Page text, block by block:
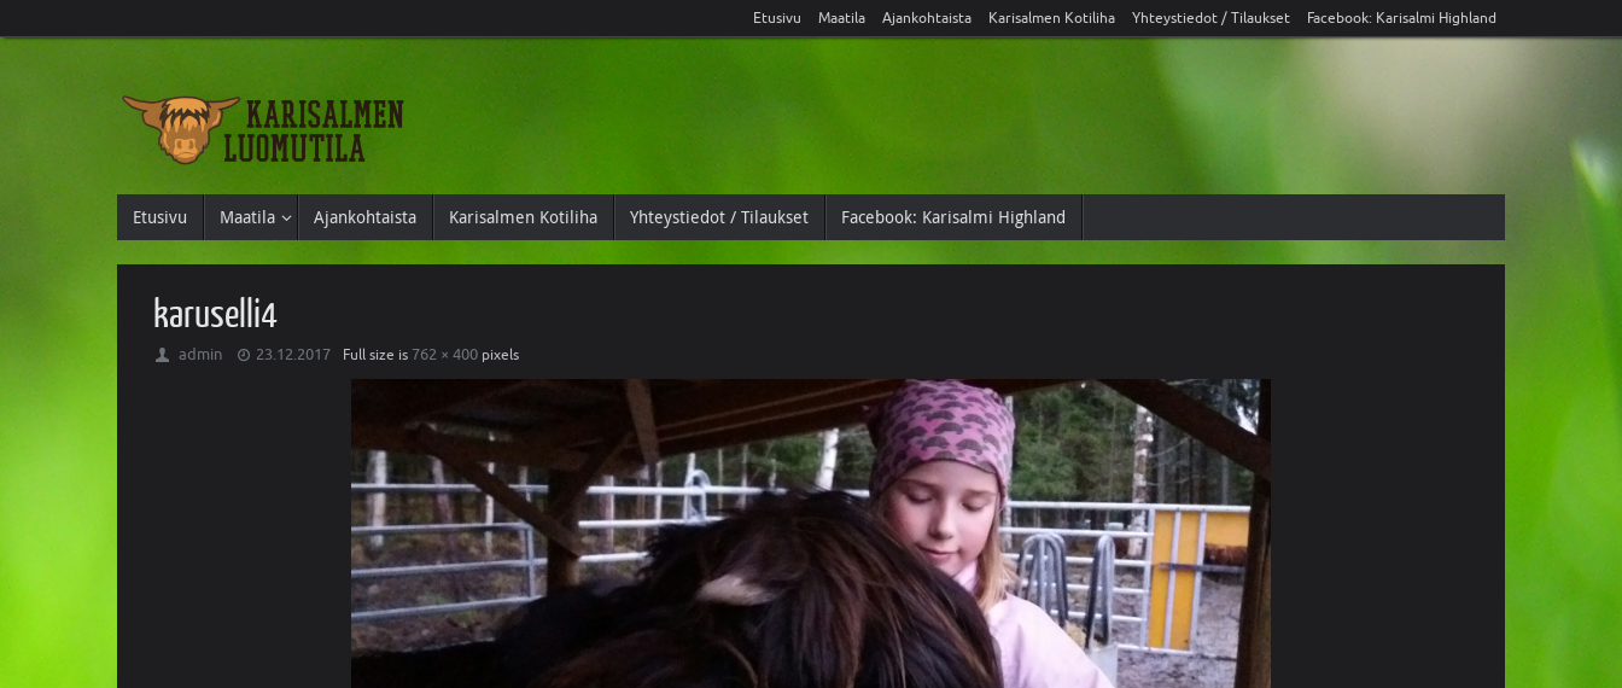
Etusivu Maatila Ajankohtaista Karisalmen Kotiliha Yhteystiedot / Tilaukset Facebook: Karisalmi Highland
Etusivu Maatila Ajankohtaista Karisalmen Kotiliha Yhteystiedot / Tilaukset Facebook: Karisalmi Highland
karuselli4
admin 23.12.2017 Full size is 762 × 400 pixels